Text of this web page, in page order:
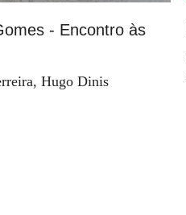
- Encontro às
Hugo Dinis